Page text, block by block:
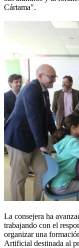
Cártama".
La consejera ha
trabajando con el
organizar una
Artificial destinada al